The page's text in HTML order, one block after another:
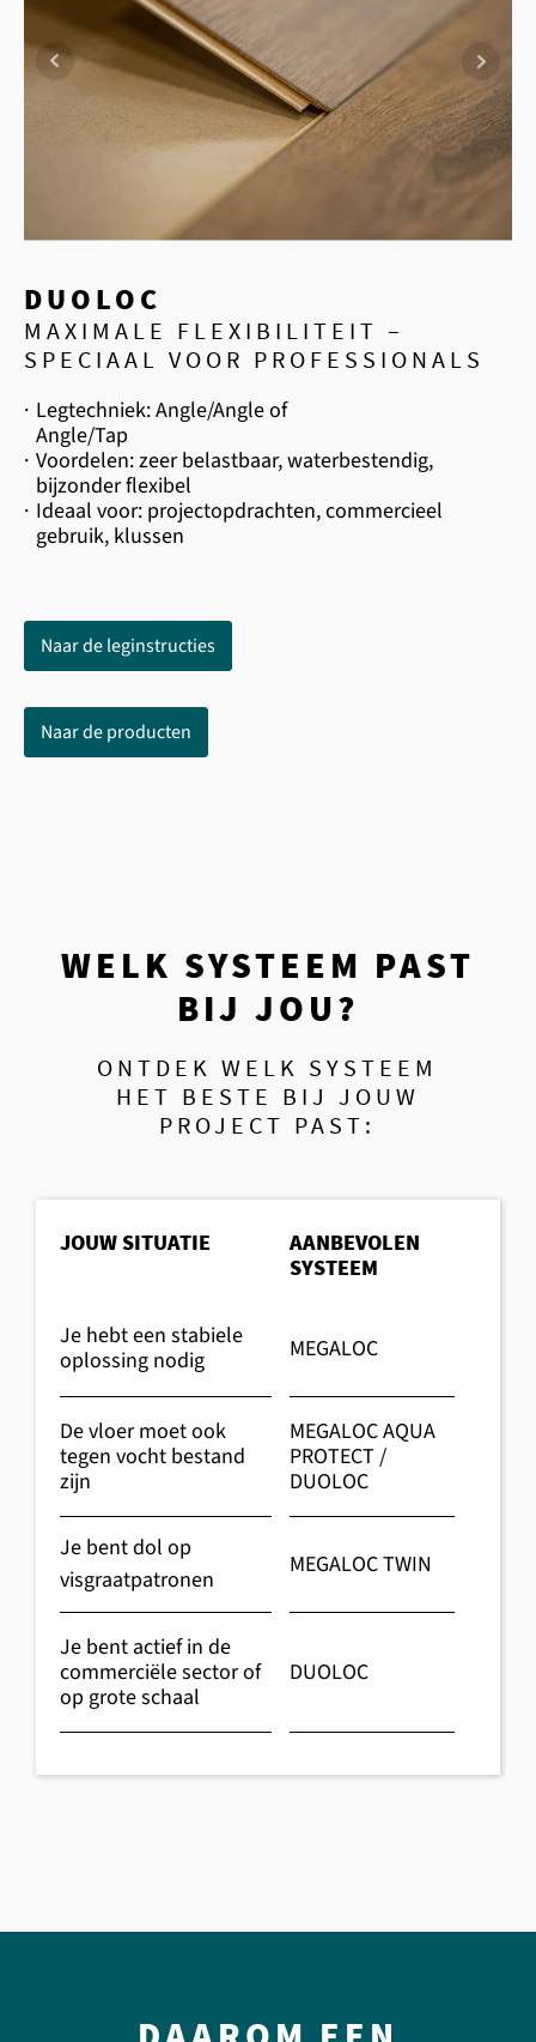
DUOLOC
MAXIMALE FLEXIBILITEIT –
SPECIAAL VOOR PROFESSIONALS
· Legtechniek: Angle/Angle of
Angle/Tap
· Voordelen: zeer belastbaar, waterbestendig,
bijzonder flexibel
· Ideaal voor: projectopdrachten, commercieel
gebruik, klussen
Naar de leginstructies
Naar de producten
WELK SYSTEEM PAST
BIJ JOU?
ONTDEK WELK SYSTEEM
HET BESTE BIJ JOUW
PROJECT PAST:
JOUW SITUATIE
Je hebt een stabiele
oplossing nodig
De vloer moet ook
tegen vocht bestand
zijn
Je bent dol op
visgraatpatronen
Je bent actief in de
commerciële sector of
op grote schaal
AANBEVOLEN
SYSTEEM
MEGALOC
MEGALOC AQUA
PROTECT /
DUOLOC
MEGALOC TWIN
DUOLOC